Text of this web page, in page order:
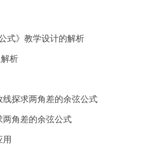
式》教学设计的解析
析
线探求两角差的余弦公式
两角差的余弦公式
用